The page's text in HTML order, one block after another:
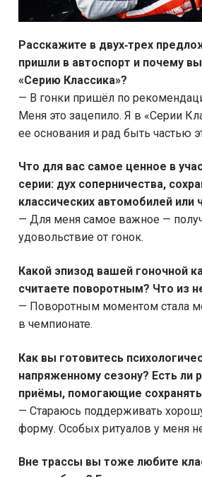
Расскажите в двух‑трех
пришли в автоспорт и почему
«Серию Классика»?
— В гонки пришёл по
Меня это зацепило. Я в «Серии
ее основания и рад быть частью
Что для вас самое ценное в
серии: дух соперничества,
классических автомобилей или
— Для меня самое важное —
удовольствие от гонок.
Какой эпизод вашей гоночной
считаете поворотным? Что из
— Поворотным моментом стала
в чемпионате.
Как вы готовитесь
напряженному сезону? Есть ли
приёмы, помогающие
— Стараюсь поддерживать
форму. Особых ритуалов у меня
Вне трассы вы тоже любите